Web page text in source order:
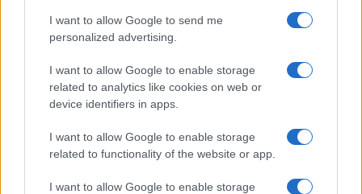
I want to allow Google to send me
personalized advertising.
I want to allow Google to enable storage
related to analytics like cookies on web or
device identifiers in apps.
I want to allow Google to enable storage
related to functionality of the website or app.
I want to allow Google to enable storage